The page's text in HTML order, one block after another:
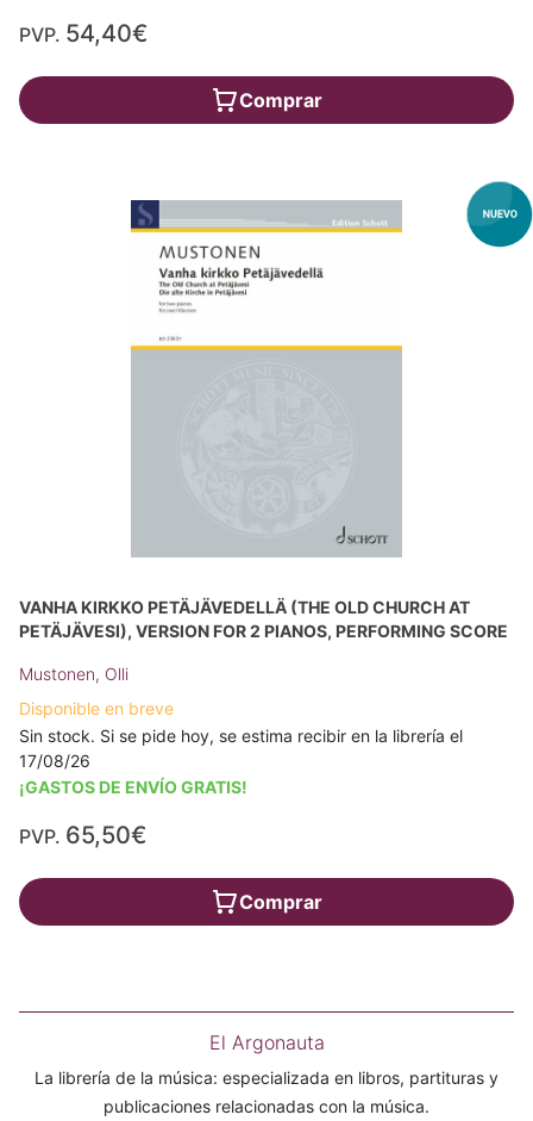
PVP. 54,40€
Comprar
VANHA KIRKKO PETÄJÄVEDELLÄ (THE OLD CHURCH AT
PETÄJÄVESI), VERSION FOR 2 PIANOS, PERFORMING SCORE
Mustonen, Olli
Disponible en breve
Sin stock. Si se pide hoy, se estima recibir en la librería el
17/08/26
¡GASTOS DE ENVÍO GRATIS!
PVP. 65,50€
Comprar
El Argonauta
La librería de la música: especializada en libros, partituras y
publicaciones relacionadas con la música.